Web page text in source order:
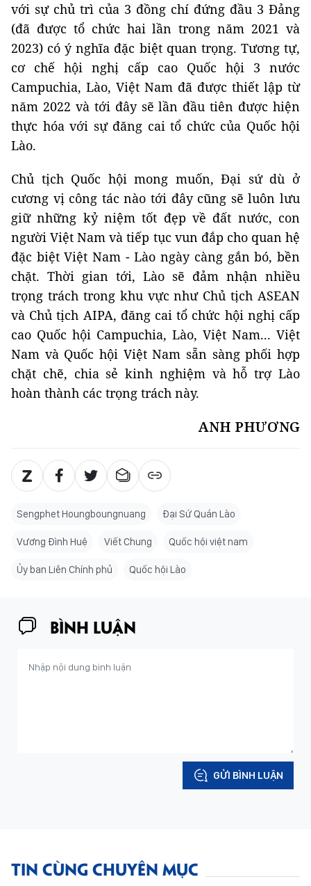
với sự chủ trì của 3 đồng chí đứng đầu 3 Đảng
(đã được tổ chức hai lần trong năm 2021 và
2023) có ý nghĩa đặc biệt quan trọng. Tương tự,
cơ chế hội nghị cấp cao Quốc hội 3 nước
Campuchia, Lào, Việt Nam đã được thiết lập từ
năm 2022 và tới đây sẽ lần đầu tiên được hiện
thực hóa với sự đăng cai tổ chức của Quốc hội
Lào.
Chủ tịch Quốc hội mong muốn, Đại sứ dù ở
cương vị công tác nào tới đây cũng sẽ luôn lưu
giữ những kỷ niệm tốt đẹp về đất nước, con
người Việt Nam và tiếp tục vun đắp cho quan hệ
đặc biệt Việt Nam - Lào ngày càng gắn bó, bền
chặt. Thời gian tới, Lào sẽ đảm nhận nhiều
trọng trách trong khu vực như Chủ tịch ASEAN
và Chủ tịch AIPA, đăng cai tổ chức hội nghị cấp
cao Quốc hội Campuchia, Lào, Việt Nam... Việt
Nam và Quốc hội Việt Nam sẵn sàng phối hợp
chặt chẽ, chia sẻ kinh nghiệm và hỗ trợ Lào
hoàn thành các trọng trách này.
ANH PHƯƠNG
Sengphet Houngboungnuang Đại Sứ Quán Lào
Vương Đình Huệ Viết Chung Quốc hội việt nam
Ủy ban Liên Chính phủ Quốc hội Lào
BÌNH LUẬN
GỬI BÌNH LUẬN
TIN CÙNG CHUYÊN MỤC